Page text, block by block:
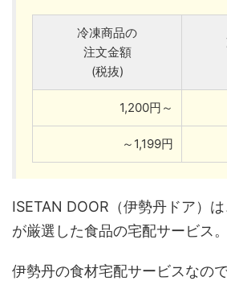
冷凍商品の
注文金額
(税抜)
1,200円～
～1,199円
ISETAN DOOR（伊勢丹ドア）
が厳選した食品の宅配サービス。
伊勢丹の食材宅配サービスなの